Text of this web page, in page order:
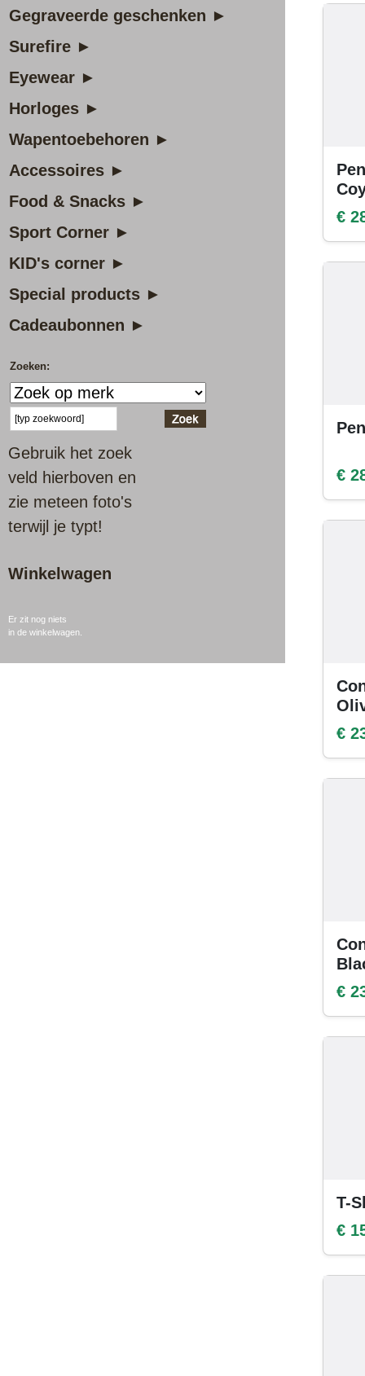
Gegraveerde geschenken ►
Surefire ►
Eyewear ►
Horloges ►
Wapentoebehoren ►
Accessoires ►
Food & Snacks ►
Sport Corner ►
KID's corner ►
Special products ►
Cadeaubonnen ►
Zoeken:
Gebruik het zoek
veld hierboven en
zie meteen foto's
terwijl je typt!
Winkelwagen
Er zit nog niets
in de winkelwagen.
€
€
€
€
T-
€